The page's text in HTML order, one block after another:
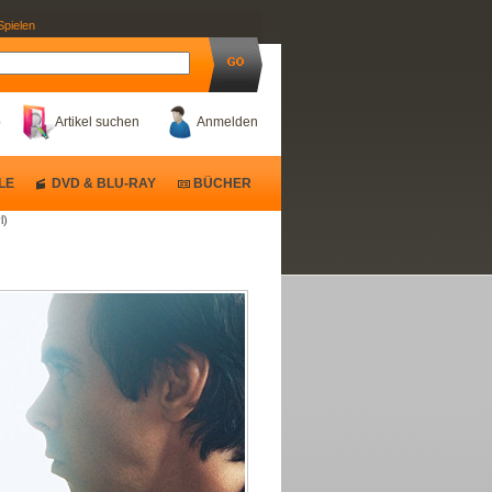
Anmelden
Artikel suchen
DVD & BLU-RAY BÜCHER